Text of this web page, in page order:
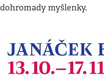
dohromady myšlenky.